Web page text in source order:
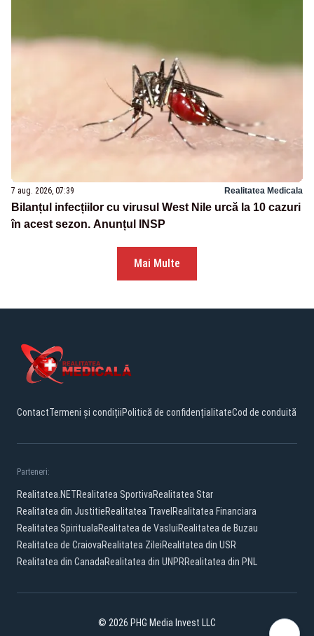
7 aug. 2026, 07:39 Realitatea Medicala
Bilanțul infecțiilor cu virusul West Nile urcă la 10 cazuri
în acest sezon. Anunțul INSP
Mai Multe
ContactTermeni și condițiiPolitică de confidențialitateCod de conduită
Parteneri:
Realitatea.NETRealitatea SportivaRealitatea Star
Realitatea din JustitieRealitatea Travel Realitatea Financiara
Realitatea SpiritualaRealitatea de VasluiRealitatea de Buzau
Realitatea de CraiovaRealitatea ZileiRealitatea din USR
Realitatea din CanadaRealitatea din UNPRRealitatea din PNL
© 2026 PHG Media Invest LLC